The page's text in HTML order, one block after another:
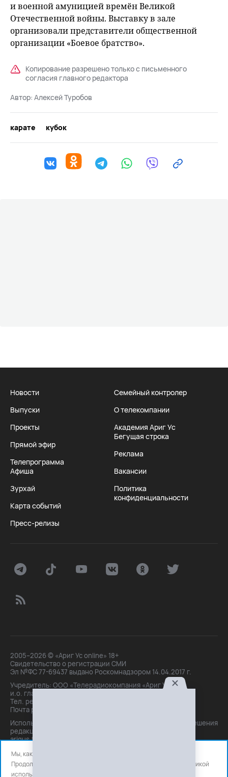
и военной амуницией времён Великой
Отечественной войны. Выставку в зале
организовали представители общественной
организации «Боевое братство».
Копирование разрешено только с письменного
согласия главного редактора
Автор: Алексей Туробов
карате кубок
Новости
Выпуски
Проекты
Прямой эфир
Телепрограмма
Афиша
Зурхай
Карта событий
Пресс-релизы
Семейный контролер
О телекомпании
Академия Ариг Ус
Бегущая строка
Реклама
Вакансии
Политика
конфиденциальности
2005–2026 © «Ариг Ус online» 18+
Свидетельство о регистрации СМИ
Эл №ФС 77-69437 выдано Роскомнадзором 14.04.2017 г.
Учредитель: ООО «Телерадиокомпания «Ариг Ус»,
и.о. главного редактора: Маханова О.Б.
Тел. peдakции: +7(3012)21-30-14,
Почта peдakции: editor@arigus.tv
Использование материалов только с письменного разрешения
редакции. При цитировании прямая активная ссылка на
arigus.tv обязательна.
Мы, как и все используем файлы cookie и сервисы аналитики.
Продолжая использовать сайт, вы соглашаетесь с нашей
политикой
использования